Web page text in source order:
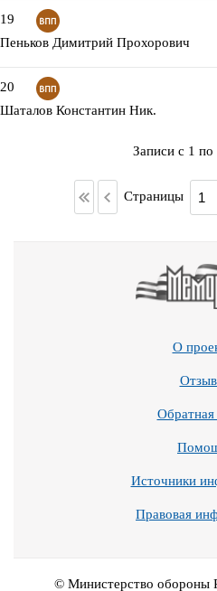
19
Пеньков Димитрий Прохорович
20
Шаталов Константин Ник.
Записи с 1 по
Страницы
О
Обратная
Источники
Правовая
© Министерство обороны